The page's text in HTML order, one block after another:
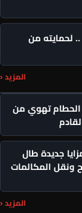
لحمايته من
المزيد ‹
تهوي من
يقلب قواعد المكالمات.. 5 مزايا جديدة طال
ونقل المكالمات
المزيد ‹